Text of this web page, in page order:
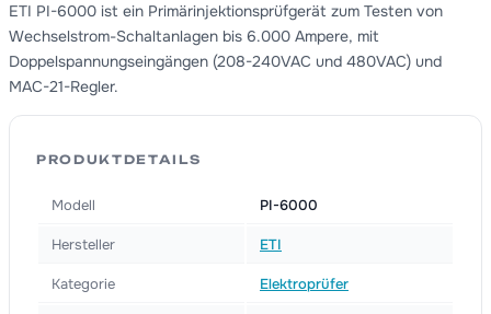
ETI PI-6000 ist ein Primärinjektionsprüfgerät zum Testen von
Wechselstrom-Schaltanlagen bis 6.000 Ampere, mit
Doppelspannungseingängen (208-240VAC und 480VAC) und
MAC-21-Regler.
PRODUKTDETAILS
Modell PI-6000
Hersteller ETI
Kategorie Elektroprüfer